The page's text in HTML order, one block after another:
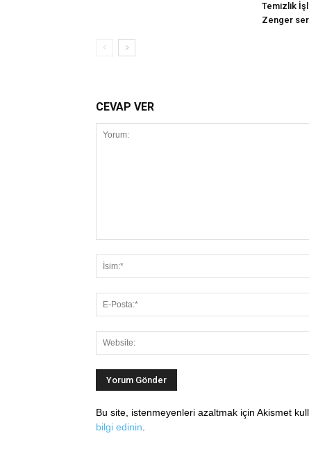
Temizlik
Zenger
CEVAP VER
Bu site, istenmeyenleri azaltmak için Akismet
bilgi edinin